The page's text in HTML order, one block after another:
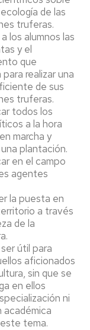
de las
truferas.
los alumnos las
y el
que
realizar una
de sus
truferas.
todos los
a la hora
marcha y
plantación.
en el campo
agentes
la puesta en
a través
de la
útil para
aficionados
sin que se
en ellos
ni
académica
tema.